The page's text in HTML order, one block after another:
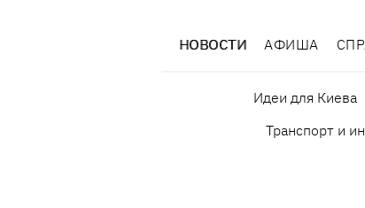
НОВОСТИ АФИША
Идеи для Киева
Транспорт и